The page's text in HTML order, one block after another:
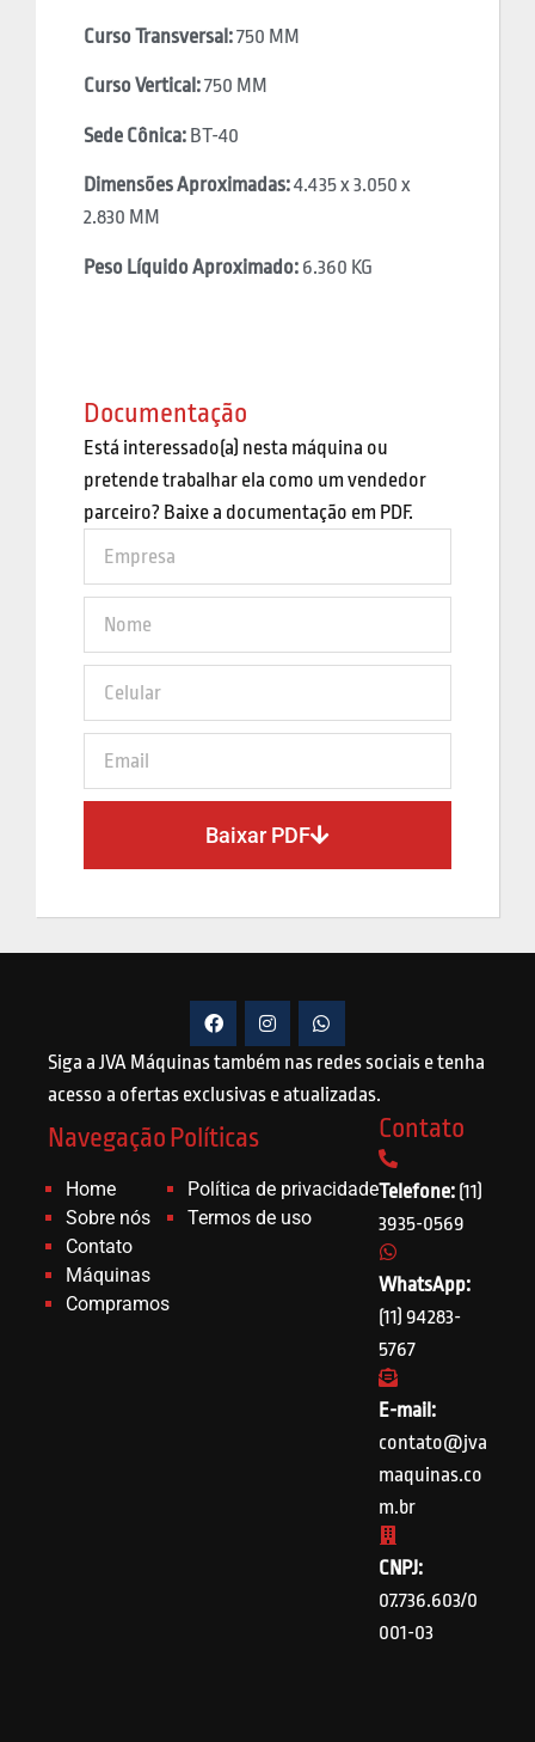
Curso Transversal:750 MM
Curso Vertical:750 MM
Sede Cônica: BT-40
Dimensões Aproximadas:4.435 x 3.050 x
2.830 MM
Peso Líquido Aproximado: 6.360 KG
Documentação
Está interessado(a) nesta máquina ou
pretende trabalhar ela como um vendedor
parceiro? Baixe a documentação em PDF.
Baixar PDF
Siga a JVA Máquinas também nas redes sociais e tenha
acesso a ofertas exclusivas e atualizadas.
Navegação
Home
Sobre nós
Contato
Máquinas
Compramos
Políticas
Política de privacidade
Termos de uso
Contato
Telefone: (11)
3935-0569
WhatsApp:
(11) 94283-
5767
E-mail:
contato@jva
maquinas.co
m.br
CNPJ:
07.736.603/0
001-03